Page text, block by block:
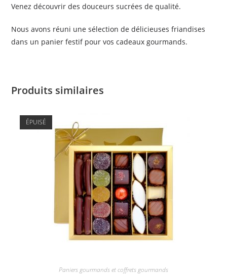
Venez découvrir des douceurs sucrées de qualité.
Nous avons réuni une sélection de délicieuses friandises
dans un panier festif pour vos cadeaux gourmands.
Produits similaires
ÉPUISÉ
Paniers gourmands et coffrets gourmands